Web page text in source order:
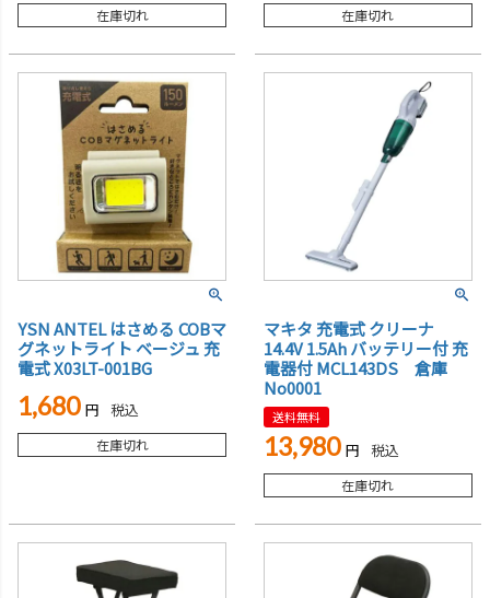
在庫切れ 在庫切れ
YSN ANTEL はさめる COBマ
グネットライト ベージュ 充
電式 X03LT-001BG
1,680 税込
在庫切れ
マキタ 充電式 クリーナ
14.4V 1.5Ah バッテリー付 充
電器付 MCL143DS 倉庫
No0001
送料無料
13,980 税込
在庫切れ